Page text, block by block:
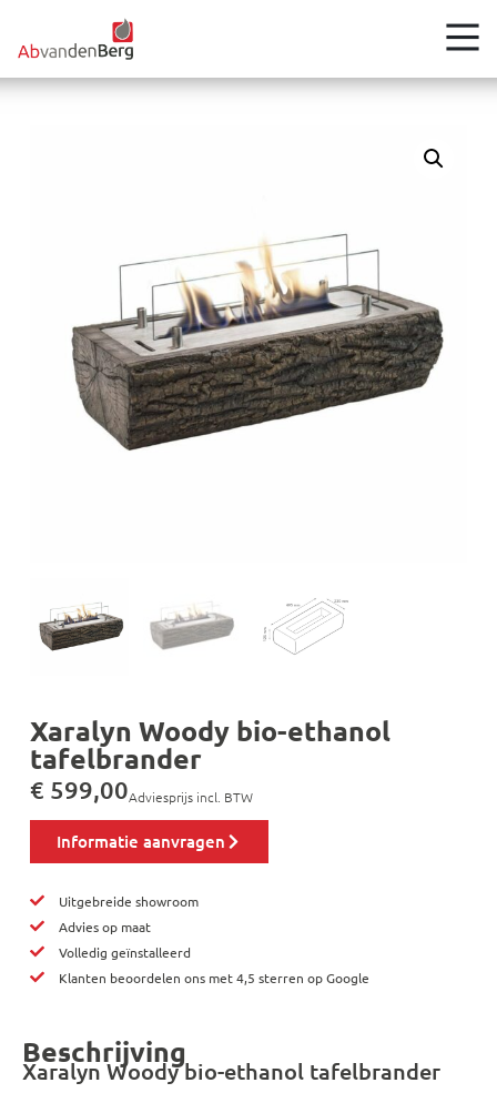
Xaralyn Woody bio-ethanol
tafelbrander
€ 599,00Adviesprijs incl. BTW
Informatie aanvragen
Uitgebreide showroom
Advies op maat
Volledig geïnstalleerd
Klanten beoordelen ons met 4,5 sterren op Google
Beschrijving
Xaralyn Woody bio-ethanol tafelbrander